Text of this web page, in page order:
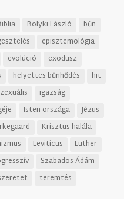
Bolyki László
bűn
episztemológia
evolúció
exodusz
helyettes bűnhődés
hit
igazság
Isten országa
Jézus
Krisztus halála
Leviticus
Luther
Szabados Ádám
teremtés